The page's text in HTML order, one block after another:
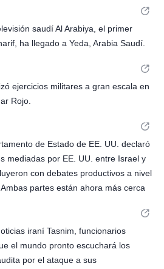
saudí Al Arabiya, el primer
ha llegado a Yeda, Arabia Saudí.
ejercicios militares a gran escala en
Rojo.
de Estado de EE. UU. declaró
mediadas por EE. UU. entre Israel y
con debates productivos a nivel
partes están ahora más cerca
del área piloto.
iraní Tasnim, funcionarios
el mundo pronto escuchará los
por el ataque a sus